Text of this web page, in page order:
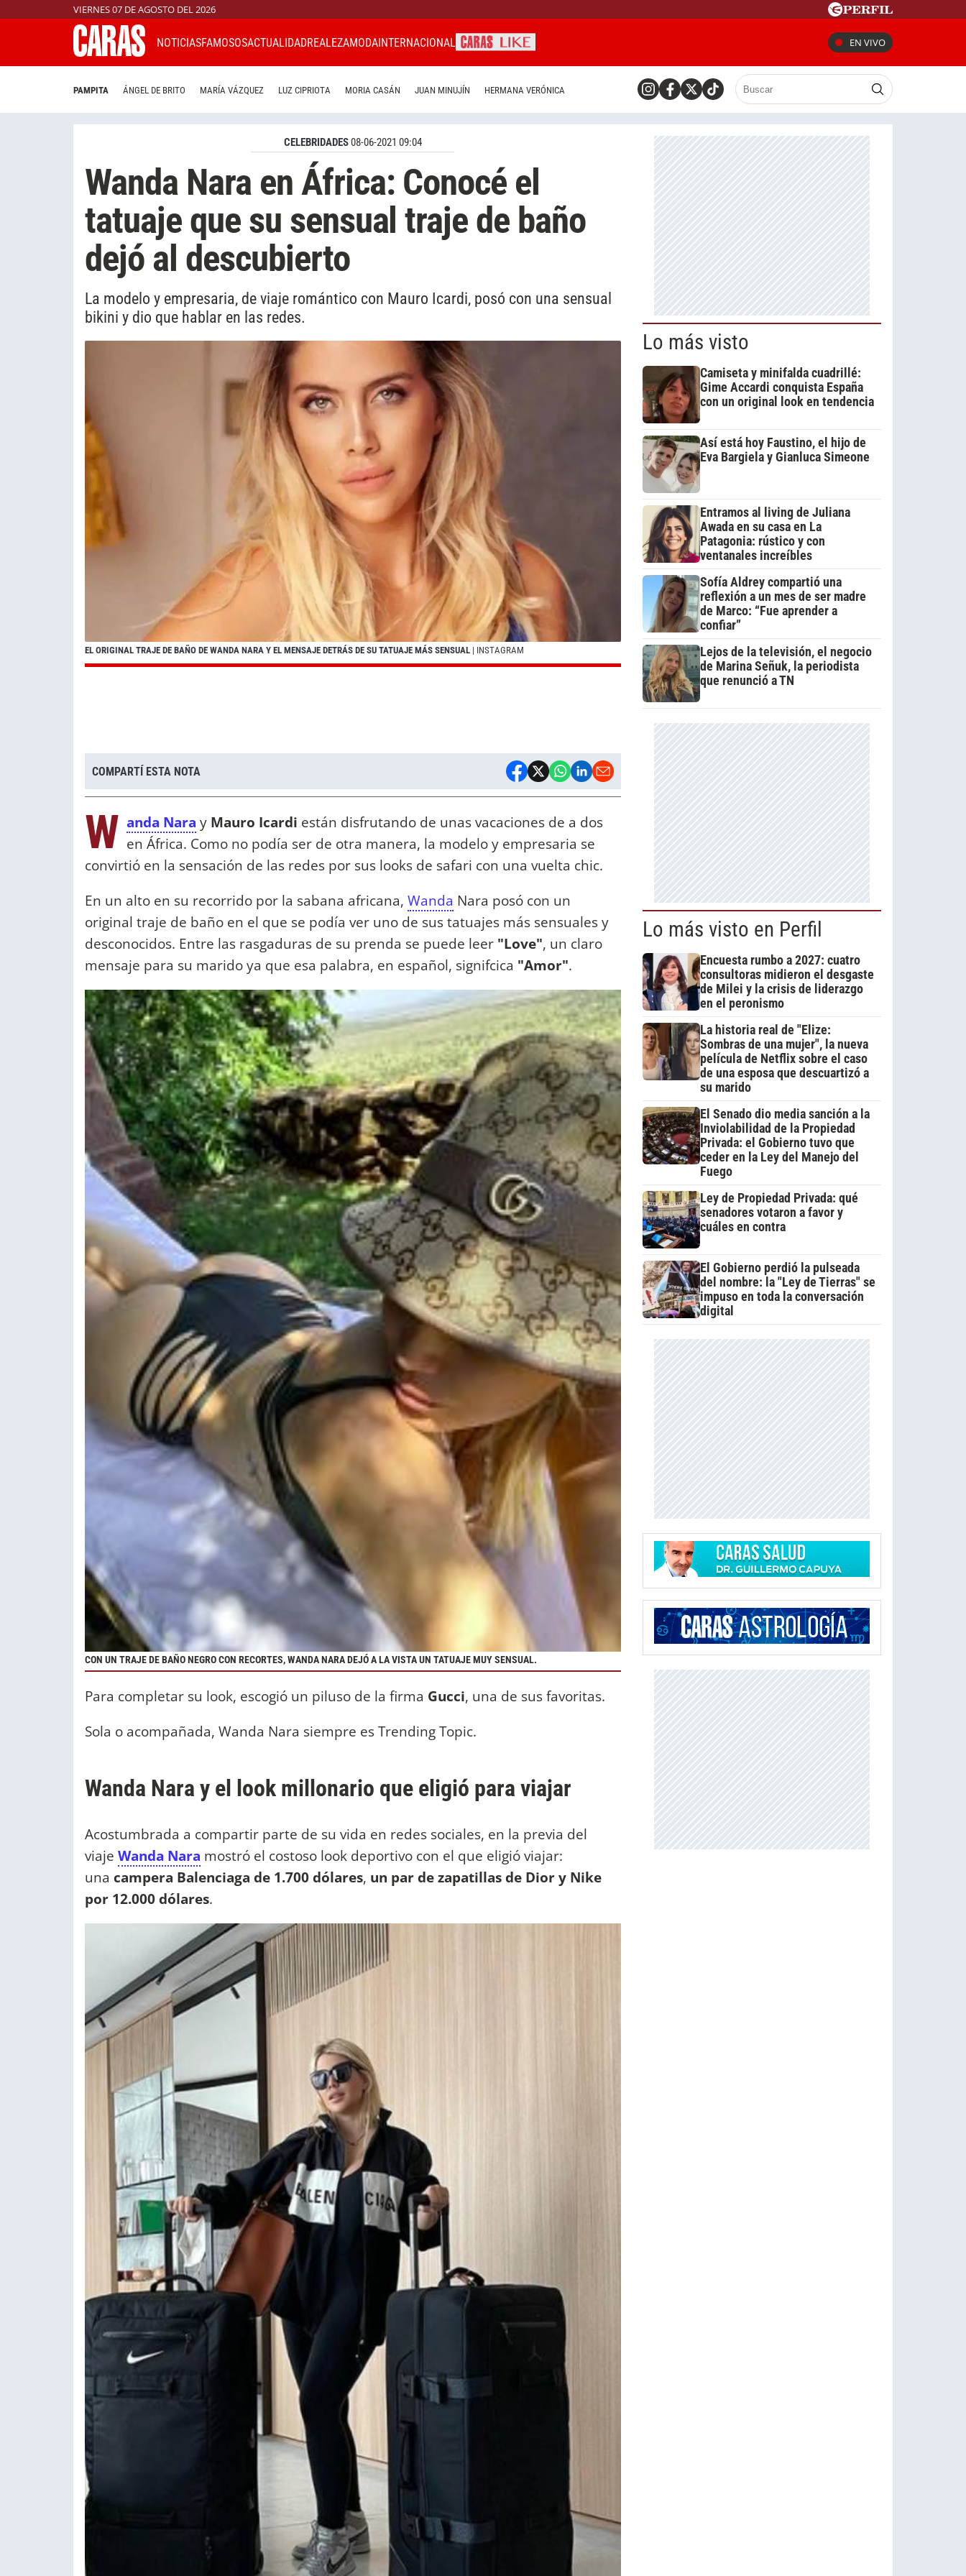
VIERNES 07 DE AGOSTO DEL 2026
NOTICIASFAMOSOSACTUALIDADREALEZAMODAINTERNACIONAL EN VIVO
PAMPITA ÁNGEL DE BRITO MARÍA VÁZQUEZ LUZ CIPRIOTA MORIA CASÁN JUAN MINUJÍN HERMANA VERÓNICA
CELEBRIDADES08-06-2021 09:04
Wanda Nara en África: Conocé el
tatuaje que su sensual traje de baño
dejó al descubierto
La modelo y empresaria, de viaje romántico con Mauro Icardi, posó con una sensual
bikini y dio que hablar en las redes.
EL ORIGINAL TRAJE DE BAÑO DE WANDA NARA Y EL MENSAJE DETRÁS DE SU TATUAJE MÁS SENSUAL | INSTAGRAM
COMPARTÍ ESTA NOTA
W anda Nara y Mauro Icardi están disfrutando de unas vacaciones de a dos
en África. Como no podía ser de otra manera, la modelo y empresaria se
convirtió en la sensación de las redes por sus looks de safari con una vuelta chic.
En un alto en su recorrido por la sabana africana, Wanda Nara posó con un
original traje de baño en el que se podía ver uno de sus tatuajes más sensuales y
desconocidos. Entre las rasgaduras de su prenda se puede leer "Love", un claro
mensaje para su marido ya que esa palabra, en español, signifcica "Amor".
CON UN TRAJE DE BAÑO NEGRO CON RECORTES, WANDA NARA DEJÓ A LA VISTA UN TATUAJE MUY SENSUAL.
Para completar su look, escogió un piluso de la firma Gucci, una de sus favoritas.
Sola o acompañada, Wanda Nara siempre es Trending Topic.
Wanda Nara y el look millonario que eligió para viajar
Acostumbrada a compartir parte de su vida en redes sociales, en la previa del
viaje Wanda Nara mostró el costoso look deportivo con el que eligió viajar:
una campera Balenciaga de 1.700 dólares, un par de zapatillas de Dior y Nike
por 12.000 dólares.
Lo más visto
Camiseta y minifalda cuadrillé:
Gime Accardi conquista España
con un original look en tendencia
Así está hoy Faustino, el hijo de
Eva Bargiela y Gianluca Simeone
Entramos al living de Juliana
Awada en su casa en La
Patagonia: rústico y con
ventanales increíbles
Sofía Aldrey compartió una
reflexión a un mes de ser madre
de Marco: “Fue aprender a
confiar”
Lejos de la televisión, el negocio
de Marina Señuk, la periodista
que renunció a TN
Lo más visto en Perfil
Encuesta rumbo a 2027: cuatro
consultoras midieron el desgaste
de Milei y la crisis de liderazgo
en el peronismo
La historia real de "Elize:
Sombras de una mujer", la nueva
película de Netflix sobre el caso
de una esposa que descuartizó a
su marido
El Senado dio media sanción a la
Inviolabilidad de la Propiedad
Privada: el Gobierno tuvo que
ceder en la Ley del Manejo del
Fuego
Ley de Propiedad Privada: qué
senadores votaron a favor y
cuáles en contra
El Gobierno perdió la pulseada
del nombre: la "Ley de Tierras" se
impuso en toda la conversación
digital